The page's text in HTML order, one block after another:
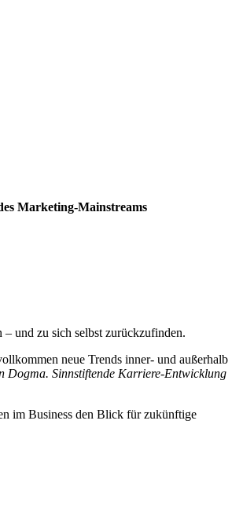
Marketing-Mainstreams
und zu sich selbst zurückzufinden.
neue Trends inner- und außerhalb
Dogma. Sinnstiftende Karriere-Entwicklung
im Business den Blick für zukünftige